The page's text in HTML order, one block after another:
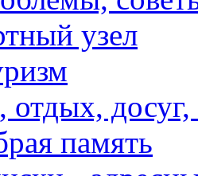
узел
отдых,
память